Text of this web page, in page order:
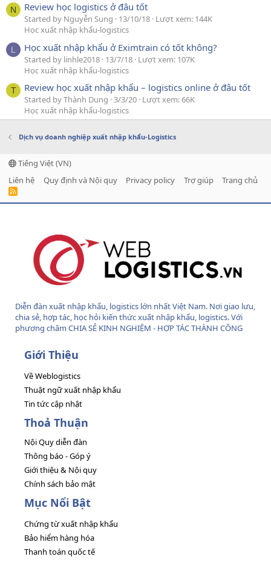
N Review học logistics ở đâu tốt
Started by Nguyễn Sung 13/10/18 Lượt xem: 144K
Học xuất nhập khẩu-logistics
L Học xuất nhập khẩu ở Eximtrain có tốt không?
Started by linhle2018 13/7/18 Lượt xem: 107K
Học xuất nhập khẩu-logistics
T Review học xuất nhập khẩu – logistics online ở đâu tốt
Started by Thành Dung 3/3/20 Lượt xem: 66K
Học xuất nhập khẩu-logistics
Dịch vụ doanh nghiệp xuất nhập khẩu-Logistics
Tiếng Việt (VN)
Liên hệ
Quy định và Nội quy Privacy policy Trợ giúp Trang chủ
R
Diễn đàn xuất nhập khẩu, logistics lớn nhất Việt Nam. Nơi giao lưu,
chia sẻ, hợp tác, học hỏi kiến thức xuất nhập khẩu, logistics. Với
phương châm CHIA SẺ KINH NGHIỆM - HỢP TÁC THÀNH CÔNG
Giới Thiệu
Về Weblogistics
Thuật ngữ xuất nhập khẩu
Tin tức cập nhật
Thoả Thuận
Nội Quy diễn đàn
Thông báo - Góp ý
Giới thiệu & Nội quy
Chính sách bảo mật
Mục Nổi Bật
Chứng từ xuất nhập khẩu
Bảo hiểm hàng hóa
Thanh toán quốc tế